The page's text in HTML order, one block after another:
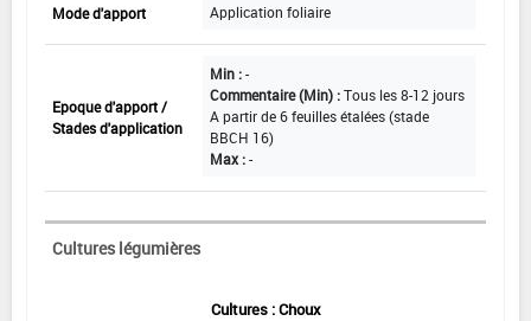
Mode d'apport Application foliaire
Epoque d'apport /
Stades d'application
Min :-
Commentaire (Min) :Tous les 8-12 jours
A partir de 6 feuilles étalées (stade
BBCH 16)
Max :-
Cultures légumières
Cultures : Choux